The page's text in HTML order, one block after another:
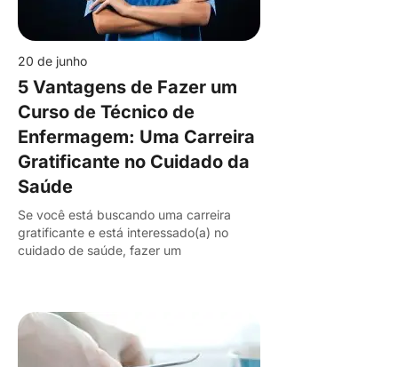
20 de junho
5 Vantagens de Fazer um
Curso de Técnico de
Enfermagem: Uma Carreira
Gratificante no Cuidado da
Saúde
Se você está buscando uma carreira
gratificante e está interessado(a) no
cuidado de saúde, fazer um